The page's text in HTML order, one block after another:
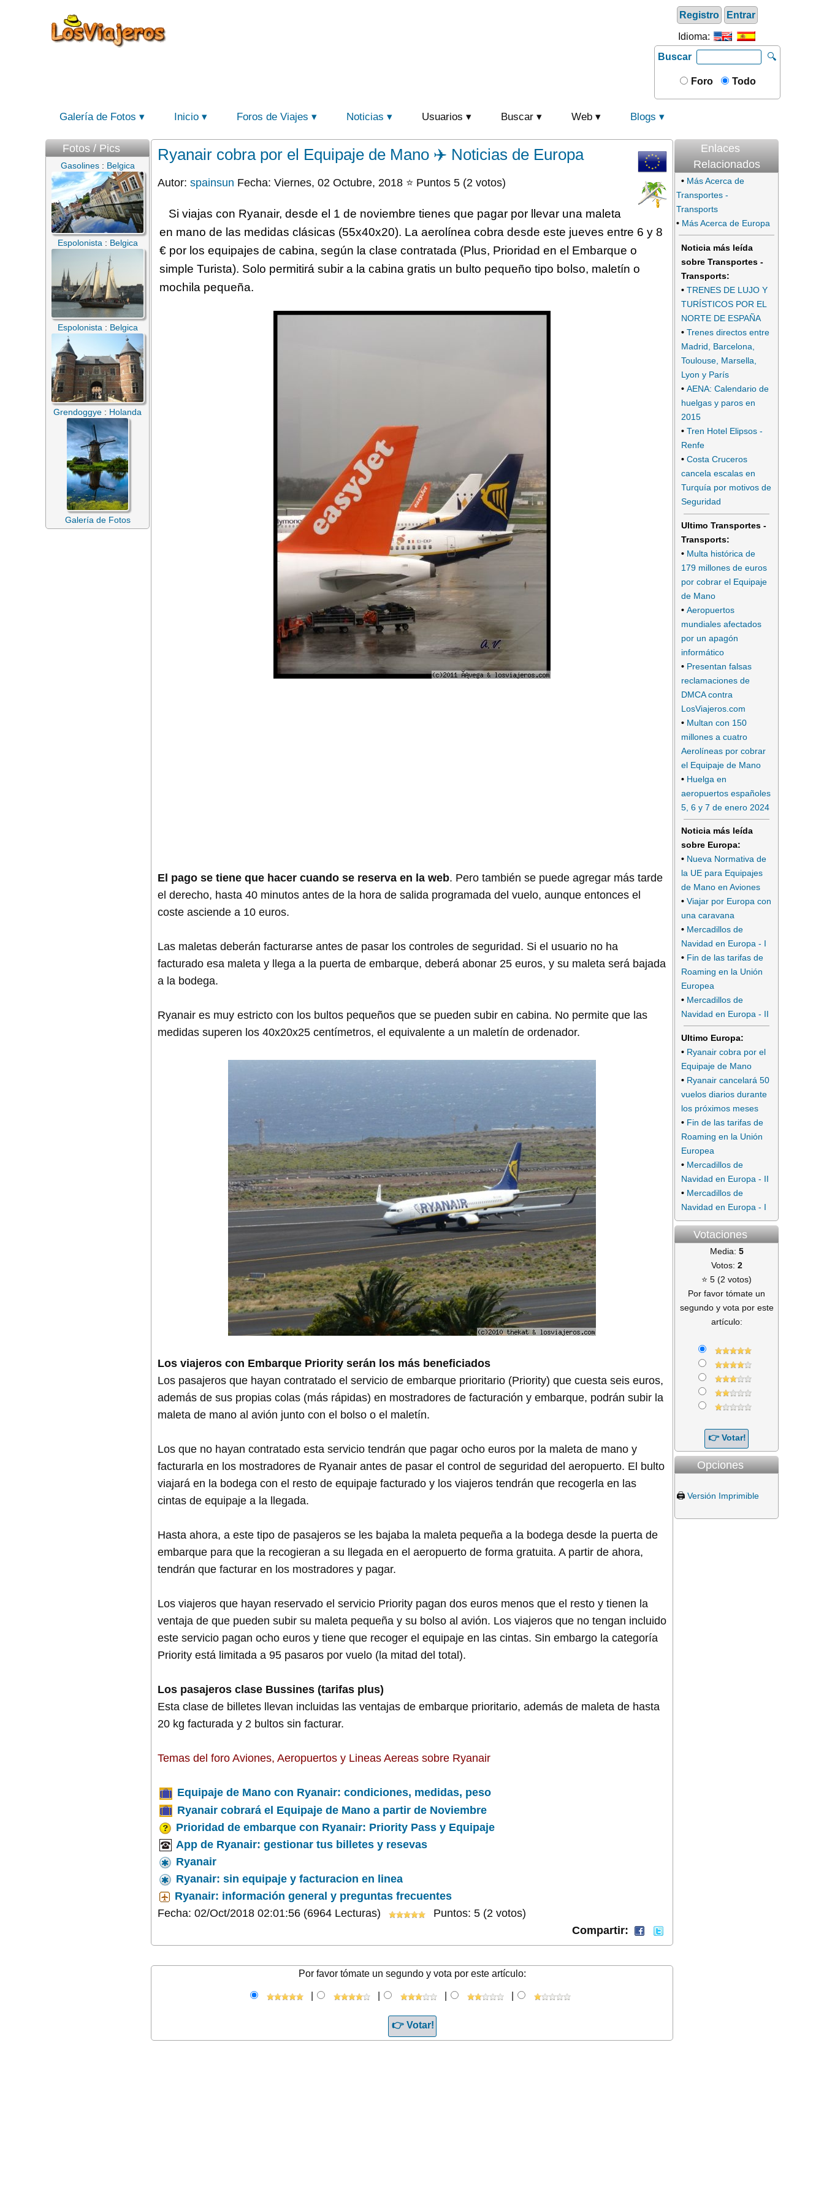
Registro Entrar
Idioma:
Buscar
🔍
Foro Todo
Galería de Fotos Inicio Foros de Viajes Noticias Usuarios Buscar Web Blogs
Fotos / Pics
Gasolines: Belgica
Espolonista : Belgica
Espolonista : Belgica
Grendoggye : Holanda
Galería de Fotos
Ryanair cobra por el Equipaje de Mano ✈️ Noticias de Europa
Autor: spainsun Fecha: Viernes, 02 Octubre, 2018 ⭐ Puntos 5 (2 votos)
Si viajas con Ryanair, desde el 1 de noviembre tienes que pagar por llevar una maleta
en mano de las medidas clásicas (55x40x20). La aerolínea cobra desde este jueves entre 6 y 8
€ por los equipajes de cabina, según la clase contratada (Plus, Prioridad en el Embarque o
simple Turista). Solo permitirá subir a la cabina gratis un bulto pequeño tipo bolso, maletín o
mochila pequeña.
El pago se tiene que hacer cuando se reserva en la web. Pero también se puede agregar más tarde
el derecho, hasta 40 minutos antes de la hora de salida programada del vuelo, aunque entonces el
coste asciende a 10 euros.
Las maletas deberán facturarse antes de pasar los controles de seguridad. Si el usuario no ha
facturado esa maleta y llega a la puerta de embarque, deberá abonar 25 euros, y su maleta será bajada
a la bodega.
Ryanair es muy estricto con los bultos pequeños que se pueden subir en cabina. No permite que las
medidas superen los 40x20x25 centímetros, el equivalente a un maletín de ordenador.
Los viajeros con Embarque Priority serán los más beneficiados
Los pasajeros que hayan contratado el servicio de embarque prioritario (Priority) que cuesta seis euros,
además de sus propias colas (más rápidas) en mostradores de facturación y embarque, podrán subir la
maleta de mano al avión junto con el bolso o el maletín.
Los que no hayan contratado esta servicio tendrán que pagar ocho euros por la maleta de mano y
facturarla en los mostradores de Ryanair antes de pasar el control de seguridad del aeropuerto. El bulto
viajará en la bodega con el resto de equipaje facturado y los viajeros tendrán que recogerla en las
cintas de equipaje a la llegada.
Hasta ahora, a este tipo de pasajeros se les bajaba la maleta pequeña a la bodega desde la puerta de
embarque para que la recogieran a su llegada en el aeropuerto de forma gratuita. A partir de ahora,
tendrán que facturar en los mostradores y pagar.
Los viajeros que hayan reservado el servicio Priority pagan dos euros menos que el resto y tienen la
ventaja de que pueden subir su maleta pequeña y su bolso al avión. Los viajeros que no tengan incluido
este servicio pagan ocho euros y tiene que recoger el equipaje en las cintas. Sin embargo la categoría
Priority está limitada a 95 pasaros por vuelo (la mitad del total).
Los pasajeros clase Bussines (tarifas plus)
Esta clase de billetes llevan incluidas las ventajas de embarque prioritario, además de maleta de hasta
20 kg facturada y 2 bultos sin facturar.
Temas del foro Aviones, Aeropuertos y Lineas Aereas sobre Ryanair
Equipaje de Mano con Ryanair: condiciones, medidas, peso
Ryanair cobrará el Equipaje de Mano a partir de Noviembre
Prioridad de embarque con Ryanair: Priority Pass y Equipaje
App de Ryanair: gestionar tus billetes y resevas
Ryanair
Ryanair: sin equipaje y facturacion en linea
Ryanair: información general y preguntas frecuentes
Fecha: 02/Oct/2018 02:01:56 (6964 Lecturas)
Puntos: 5 (2 votos)
Compartir:
Por favor tómate un segundo y vota por este artículo:
Enlaces
Relacionados
• Más Acerca de
Transportes -
Transports
• Más Acerca de Europa
Noticia más leída
sobre Transportes -
Transports:
• TRENES DE LUJO Y
TURÍSTICOS POR EL
NORTE DE ESPAÑA
• Trenes directos entre
Madrid, Barcelona,
Toulouse, Marsella,
Lyon y París
• AENA: Calendario de
huelgas y paros en
2015
• Tren Hotel Elipsos -
Renfe
• Costa Cruceros
cancela escalas en
Turquía por motivos de
Seguridad
Ultimo Transportes -
Transports:
• Multa histórica de
179 millones de euros
por cobrar el Equipaje
de Mano
• Aeropuertos
mundiales afectados
por un apagón
informático
• Presentan falsas
reclamaciones de
DMCA contra
LosViajeros.com
• Multan con 150
millones a cuatro
Aerolíneas por cobrar
el Equipaje de Mano
• Huelga en
aeropuertos españoles
5, 6 y 7 de enero 2024
Noticia más leída
sobre Europa:
• Nueva Normativa de
la UE para Equipajes
de Mano en Aviones
• Viajar por Europa con
una caravana
• Mercadillos de
Navidad en Europa - I
• Fin de las tarifas de
Roaming en la Unión
Europea
• Mercadillos de
Navidad en Europa - II
Ultimo Europa:
• Ryanair cobra por el
Equipaje de Mano
• Ryanair cancelará 50
vuelos diarios durante
los próximos meses
• Fin de las tarifas de
Roaming en la Unión
Europea
• Mercadillos de
Navidad en Europa - II
• Mercadillos de
Navidad en Europa - I
Votaciones
Media: 5
Votos: 2
⭐ 5 (2 votos)
Por favor tómate un
segundo y vota por este
artículo:
Opciones
🖨️ Versión Imprimible